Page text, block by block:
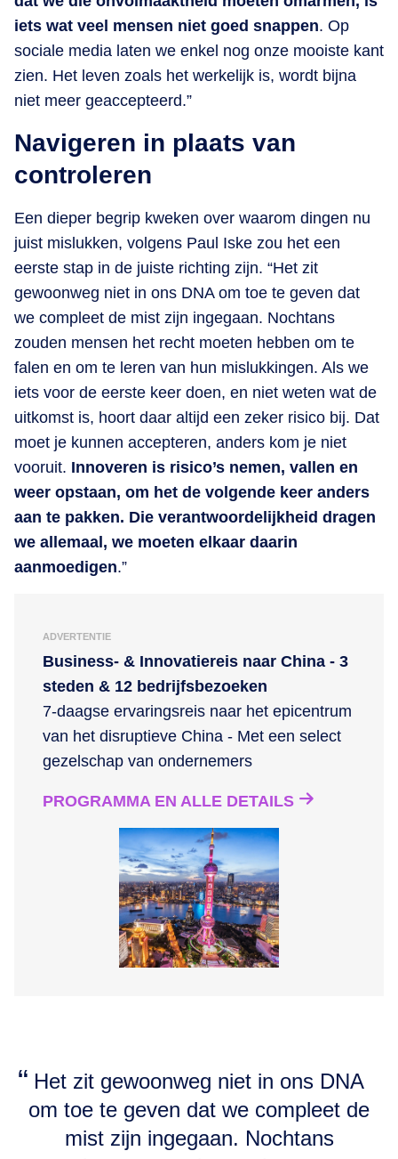
iets wat veel mensen niet goed snappen. Op
sociale media laten we enkel nog onze mooiste kant
zien. Het leven zoals het werkelijk is, wordt bijna
niet meer geaccepteerd.”
Navigeren in plaats van
controleren
Een dieper begrip kweken over waarom dingen nu
juist mislukken, volgens Paul Iske zou het een
eerste stap in de juiste richting zijn. “Het zit
gewoonweg niet in ons DNA om toe te geven dat
we compleet de mist zijn ingegaan. Nochtans
zouden mensen het recht moeten hebben om te
falen en om te leren van hun mislukkingen. Als we
iets voor de eerste keer doen, en niet weten wat de
uitkomst is, hoort daar altijd een zeker risico bij. Dat
moet je kunnen accepteren, anders kom je niet
vooruit. Innoveren is risico’s nemen, vallen en
weer opstaan, om het de volgende keer anders
aan te pakken. Die verantwoordelijkheid dragen
we allemaal, we moeten elkaar daarin
aanmoedigen.”
ADVERTENTIE
Business- & Innovatiereis naar China - 3
steden & 12 bedrijfsbezoeken
7-daagse ervaringsreis naar het epicentrum
van het disruptieve China - Met een select
gezelschap van ondernemers
PROGRAMMA EN ALLE DETAILS
Het zit gewoonweg niet in ons DNA
om toe te geven dat we compleet de
mist zijn ingegaan. Nochtans